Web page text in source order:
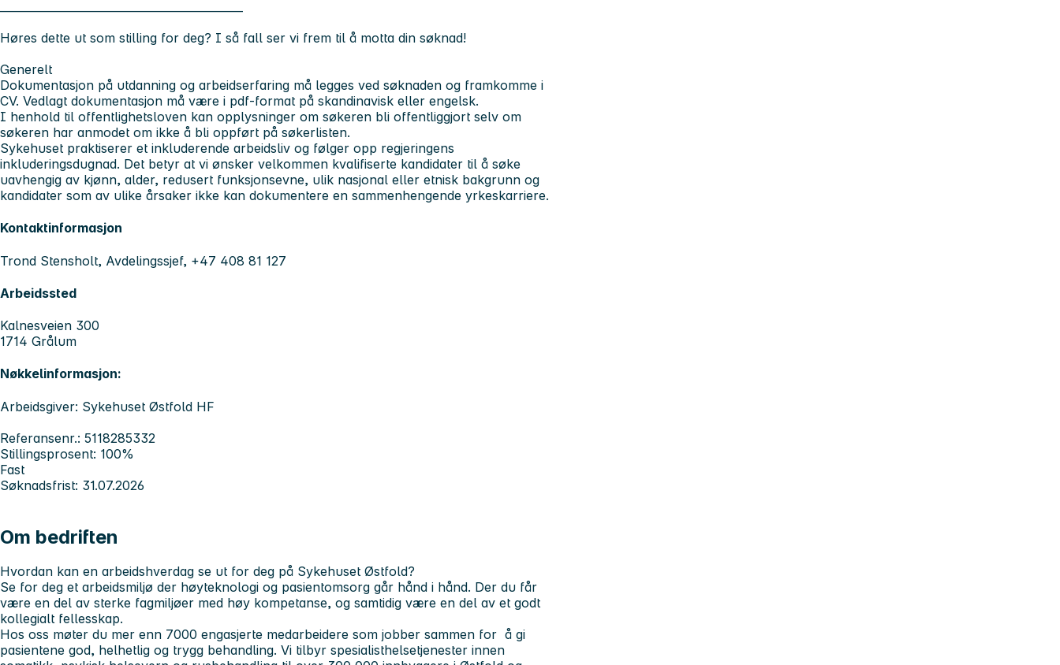
Høres dette ut som stilling for deg? I så fall ser vi frem til å motta din søknad!
Generelt
Dokumentasjon på utdanning og arbeidserfaring må legges ved søknaden og framkomme i
CV. Vedlagt dokumentasjon må være i pdf-format på skandinavisk eller engelsk.
I henhold til offentlighetsloven kan opplysninger om søkeren bli offentliggjort selv om
søkeren har anmodet om ikke å bli oppført på søkerlisten.
Sykehuset praktiserer et inkluderende arbeidsliv og følger opp regjeringens
inkluderingsdugnad. Det betyr at vi ønsker velkommen kvalifiserte kandidater til å søke
uavhengig av kjønn, alder, redusert funksjonsevne, ulik nasjonal eller etnisk bakgrunn og
kandidater som av ulike årsaker ikke kan dokumentere en sammenhengende yrkeskarriere.
Kontaktinformasjon
Trond Stensholt, Avdelingssjef, +47 408 81 127
Arbeidssted
Kalnesveien 300
1714 Grålum
Nøkkelinformasjon:
Arbeidsgiver: Sykehuset Østfold HF
Referansenr.: 5118285332
Stillingsprosent: 100%
Fast
Søknadsfrist: 31.07.2026
Om bedriften
Hvordan kan en arbeidshverdag se ut for deg på Sykehuset Østfold?
Se for deg et arbeidsmiljø der høyteknologi og pasientomsorg går hånd i hånd. Der du får
være en del av sterke fagmiljøer med høy kompetanse, og samtidig være en del av et godt
kollegialt fellesskap.
Hos oss møter du mer enn 7000 engasjerte medarbeidere som jobber sammen for å gi
pasientene god, helhetlig og trygg behandling. Vi tilbyr spesialisthelsetjenester innen